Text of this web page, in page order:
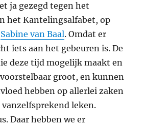
ja gezegd tegen het
het Kantelingsalfabet, op
Sabine van Baal. Omdat er
iets aan het gebeuren is. De
deze tijd mogelijk maakt en
groot, en kunnen
hebben op allerlei zaken
leken.
Daar hebben we er